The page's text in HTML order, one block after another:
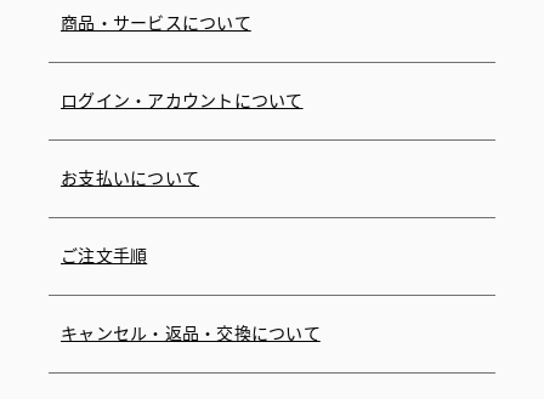
商品・サービスについて
ログイン・アカウントについて
お支払いについて
ご注文手順
キャンセル・返品・交換について